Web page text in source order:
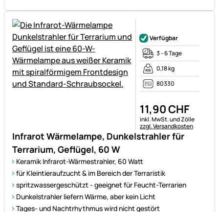
Infrarot Wärmelampe, Dunkelstrahler für
Terrarium, Geflügel, 60 W
Keramik Infrarot-Wärmestrahler, 60 Watt
für Kleintieraufzucht & im Bereich der Terraristik
spritzwassergeschützt - geeignet für Feucht-Terrarien
Dunkelstrahler liefern Wärme, aber kein Licht
Tages- und Nachtrhythmus wird nicht gestört
Verfügbar
3 - 6 Tage
0,18 kg
80330
11,90CHF
Steuerhinweis:
inkl. MwSt. und Zölle
zzgl. Versandkosten